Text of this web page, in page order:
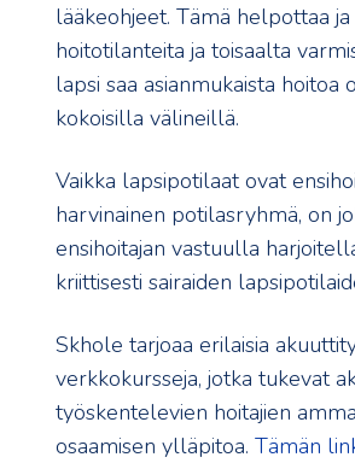
lääkeohjeet. Tämä helpottaa
hoitotilanteita ja toisaalta
lapsi saa asianmukaista hoitoa
kokoisilla välineillä.
Vaikka lapsipotilaat ovat
harvinainen potilasryhmä, on
ensihoitajan vastuulla
kriittisesti sairaiden
Skhole tarjoaa erilaisia
verkkokursseja, jotka tukevat
työskentelevien hoitajien
osaamisen ylläpitoa. Tämän